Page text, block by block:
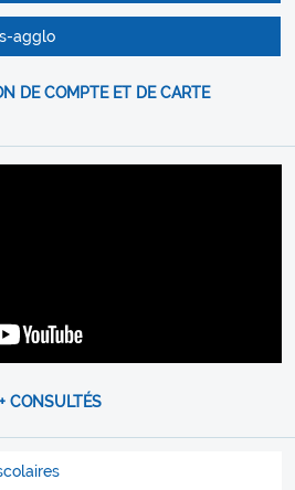
agglo
DE COMPTE ET DE CARTE
CONSULTÉS